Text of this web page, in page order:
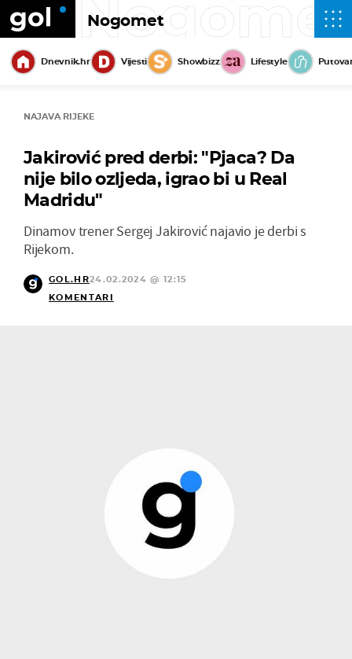
Nogomet
Dnevnik.hr Vijesti Showbizz Lifestyle
NAJAVA RIJEKE
Jakirović pred derbi: "Pjaca? Da
nije bilo ozljeda, igrao bi u Real
Madridu"
Dinamov trener Sergej Jakirović najavio je derbi s
Rijekom.
GOL.HR24.02.2024 @ 12:15
KOMENTARI